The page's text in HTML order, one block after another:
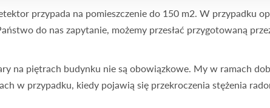
przypada na pomieszczenie do 150 m2. W przypadku
do nas zapytanie, możemy przesłać przygotowaną
na piętrach budynku nie są obowiązkowe. My w ramach
w przypadku, kiedy pojawią się przekroczenia stężenia